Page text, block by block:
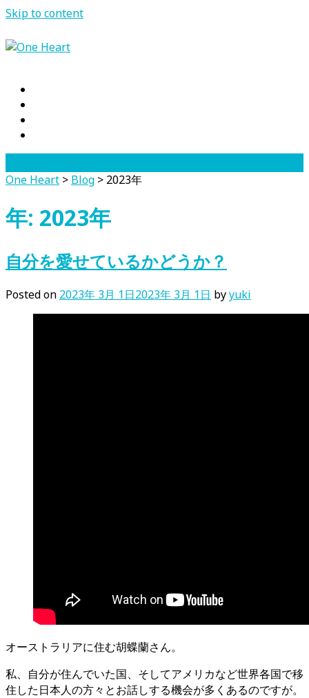
Skip to content
One Heart > Blog > 2023年
年: 2023年
自分を愛せているかどうか？
Posted on 2023年 3月 1日2023年 3月 1日 byyuki
オーストラリアに住む胡蝶蘭さん。
私、自分が住んでいた国、そしてアメリカなど世界各国で移
住した日本人の方々とお話しする機会が多くあるのですが。